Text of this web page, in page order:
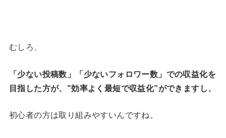
むしろ、
「少ない投稿数」「少ないフォロワー数」での収益化を
目指した方が、”効率よく最短で収益化”ができますし、
初心者の方は取り組みやすいんですね。